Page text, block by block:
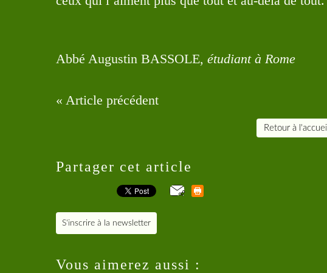
Abbé Augustin BASSOLE, étudiant à Rome
« Article précédent
Retour à l'accueil
Partager cet article
S'inscrire à la newsletter
Vous aimerez aussi :